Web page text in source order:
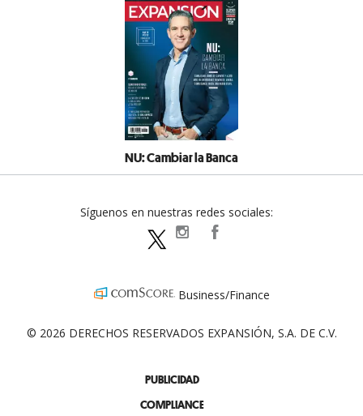
NU: Cambiar la Banca
PUBLICIDAD
COMPLIANCE
Síguenos en nuestras redes sociales:
expansionpolitica
Business/Finance
© 2026 DERECHOS RESERVADOS EXPANSIÓN, S.A. DE C.V.